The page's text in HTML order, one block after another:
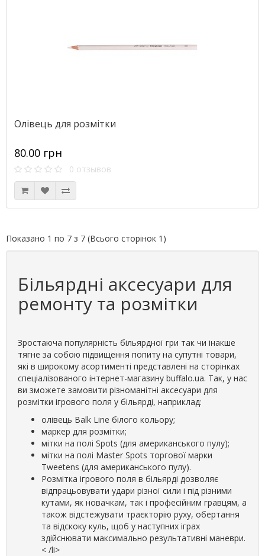
Олівець для розмітки
80.00 грн
0 отзывов
Показано 1 по 7 з 7 (Всього сторінок 1)
Більярдні аксесуари для
ремонту та розмітки
Зростаюча популярність більярдної гри так чи інакше
тягне за собою підвищення попиту на супутні товари,
які в широкому асортименті представлені на сторінках
спеціалізованого інтернет-магазину buffalo.ua. Так, у нас
ви зможете замовити різноманітні аксесуари для
розмітки ігрового поля у більярді, наприклад:
олівець Balk Line білого кольору;
маркер для розмітки;
мітки на полі Spots (для американського пулу);
мітки на полі Master Spots торгової марки
Tweetens (для американського пулу).
Розмітка ігрового поля в більярді дозволяє
відпрацьовувати удари різної сили і під різними
кутами, як новачкам, так і професійним гравцям, а
також відстежувати траєкторію руху, обертання
та відскоку куль, щоб у наступних іграх
здійснювати максимально результативні маневри.
< /li>